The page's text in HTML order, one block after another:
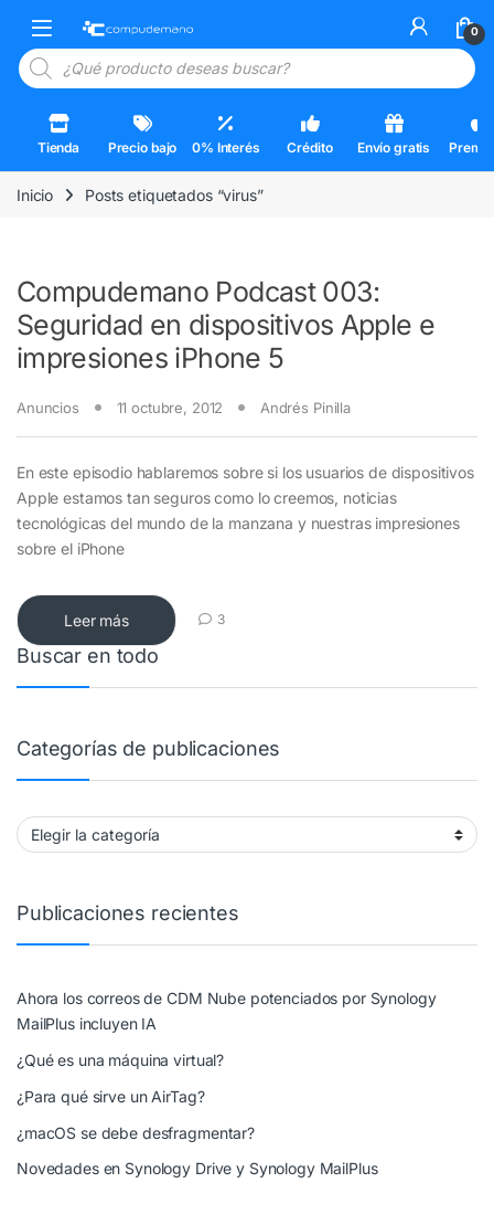
Open 0
Búsqueda de productos
Tienda Precio bajo 0% Interés Crédito Envío gratis
Inicio Posts etiquetados “virus”
Compudemano Podcast 003:
Seguridad en dispositivos Apple e
impresiones iPhone 5
Anuncios 11 octubre, 2012 Andrés Pinilla
En este episodio hablaremos sobre si los usuarios de dispositivos
Apple estamos tan seguros como lo creemos, noticias
tecnológicas del mundo de la manzana y nuestras impresiones
sobre el iPhone
Leer más 3
Buscar en todo
Categorías de publicaciones
Categorías de publicaciones
Publicaciones recientes
Ahora los correos de CDM Nube potenciados por Synology
MailPlus incluyen IA
¿Qué es una máquina virtual?
¿Para qué sirve un AirTag?
¿macOS se debe desfragmentar?
Novedades en Synology Drive y Synology MailPlus